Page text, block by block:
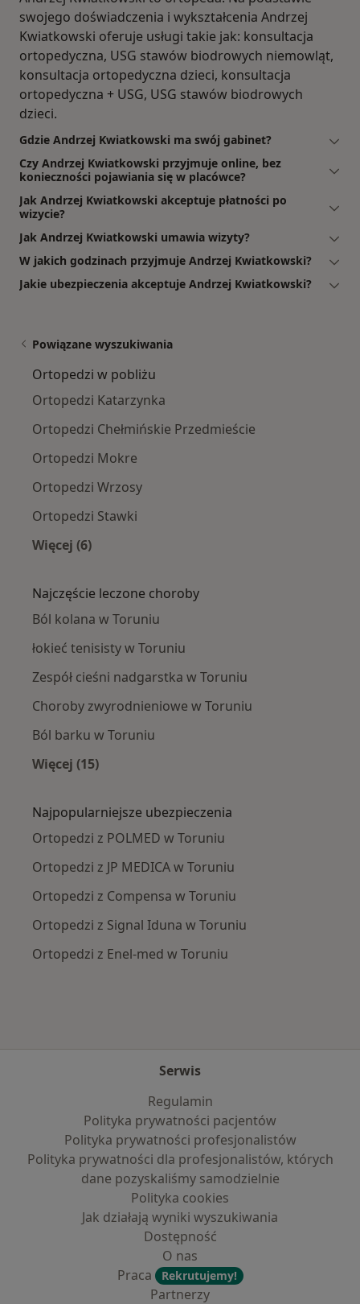
swojego doświadczenia i wykształcenia Andrzej
Kwiatkowski oferuje usługi takie jak: konsultacja
ortopedyczna, USG stawów biodrowych niemowląt,
konsultacja ortopedyczna dzieci, konsultacja
ortopedyczna + USG, USG stawów biodrowych
dzieci.
Gdzie Andrzej Kwiatkowski ma swój gabinet?
Czy Andrzej Kwiatkowski przyjmuje online, bez
konieczności pojawiania się w placówce?
Jak Andrzej Kwiatkowski akceptuje płatności po
wizycie?
Jak Andrzej Kwiatkowski umawia wizyty?
W jakich godzinach przyjmuje Andrzej Kwiatkowski?
Jakie ubezpieczenia akceptuje Andrzej Kwiatkowski?
Powiązane wyszukiwania
Ortopedzi w pobliżu
Ortopedzi Katarzynka
Ortopedzi Chełmińskie Przedmieście
Ortopedzi Mokre
Ortopedzi Wrzosy
Ortopedzi Stawki
Więcej (6)
Najczęście leczone choroby
Ból kolana w Toruniu
łokieć tenisisty w Toruniu
Zespół cieśni nadgarstka w Toruniu
Choroby zwyrodnieniowe w Toruniu
Ból barku w Toruniu
Więcej (15)
Najpopularniejsze ubezpieczenia
Ortopedzi z POLMED w Toruniu
Ortopedzi z JP MEDICA w Toruniu
Ortopedzi z Compensa w Toruniu
Ortopedzi z Signal Iduna w Toruniu
Ortopedzi z Enel-med w Toruniu
Serwis
Regulamin
Polityka prywatności pacjentów
Polityka prywatności profesjonalistów
Polityka prywatności dla profesjonalistów, których
dane pozyskaliśmy samodzielnie
Polityka cookies
Jak działają wyniki wyszukiwania
Dostępność
O nas
Praca
Rekrutujemy!
Partnerzy